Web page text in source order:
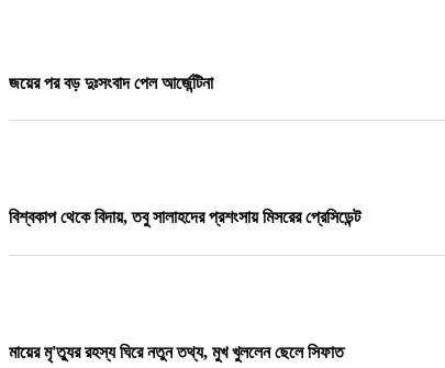
জয়ের পর বড় দুঃসংবাদ পেল আর্জেন্টিনা
বিশ্বকাপ থেকে বিদায়, তবু সালাহদের প্রশংসায় মিসরের প্রেসিডেন্ট
মায়ের মৃ'ত্যুর রহস্য ঘিরে নতুন তথ্য, মুখ খুললেন ছেলে সিফাত